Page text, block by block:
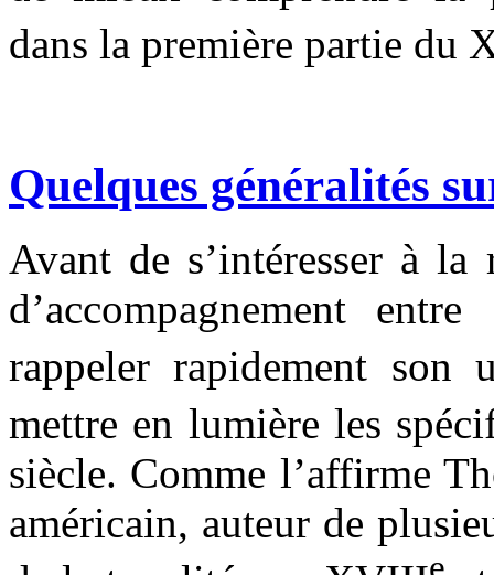
dans la première partie du
Quelques généralités
Avant de s’intéresser à la
d’accompagnement
rappeler rapidement
mettre en lumière les
siècle. Comme l’affirme
américain, auteur de